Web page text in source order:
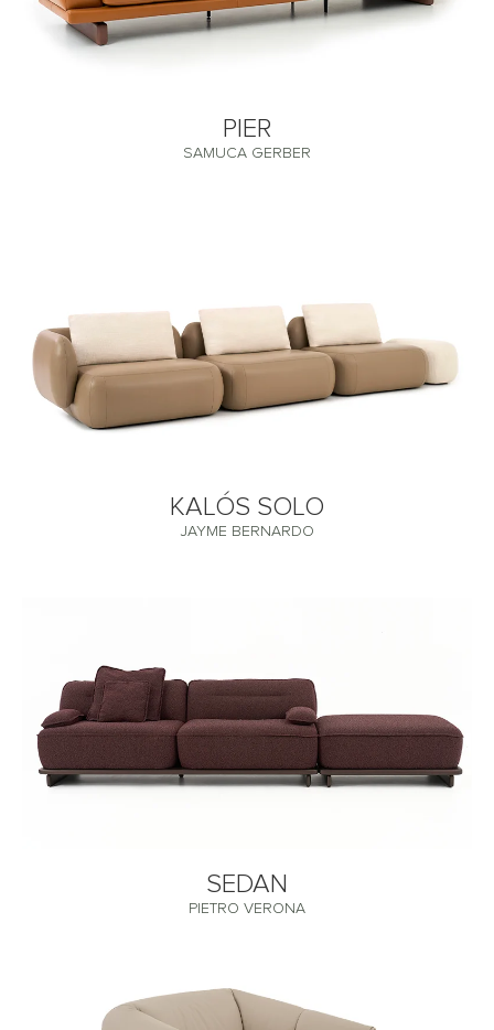
PIER
SAMUCA GERBER
KALÓS SOLO
JAYME BERNARDO
SEDAN
PIETRO VERONA